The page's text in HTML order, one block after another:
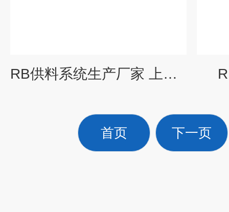
RB供料系统生产厂家 上料风机价格
首页 下一页